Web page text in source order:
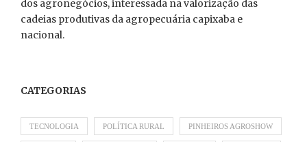
dos agronegócios, interessada na valorização das
cadeias produtivas da agropecuária capixaba e
nacional.
CATEGORIAS
TECNOLOGIA POLÍTICA RURAL PINHEIROS AGROSHOW